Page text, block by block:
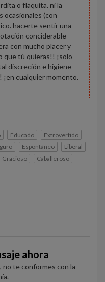
o flaquita. ni la
ocasionales (con
hacerte sentir una
conciderable
con mucho placer y
que tú quieras!! ¡solo
discreción e higiene
cualquier momento.
Educado
Extrovertido
Espontáneo
Liberal
Gracioso Caballeroso
ahora
no te conformes con la